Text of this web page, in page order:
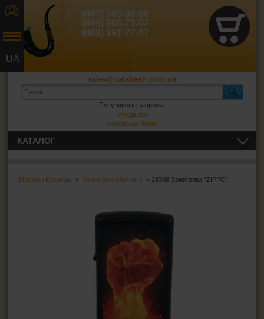
UA
(097) 083-86-66
(095) 666-72-02
(063) 191-77-67
sales@calabash.com.ua
Популярные запросы:
мундштук
акриловые бонги
Магазин Калабаш > Зажигалки обычные > 28308 Зажигалка "ZIPPO"
КАТАЛОГ
ВСЁ ДЛЯ СИГАРЕТ И САМОКРУТОК
ЗАЖИГАЛКИ